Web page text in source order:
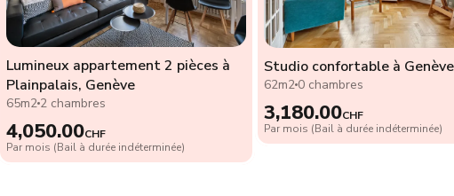
Lumineux appartement 2 pièces à
Plainpalais, Genève
65m2 2 chambres
4,050.00CHF
Par mois (Bail à durée indéterminée)
Studio confortable à Genève
62m2 0 chambres
3,180.00CHF
Par mois (Bail à durée indéterminée)